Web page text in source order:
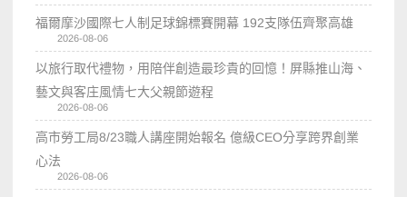
福爾摩沙國際七人制足球錦標賽開幕 192支隊伍齊聚高雄
2026-08-06
以旅行取代禮物，用陪伴創造最珍貴的回憶！屏縣推山海、
藝文與客庄風情七大父親節遊程
2026-08-06
高市勞工局8/23職人講座開始報名 億級CEO分享跨界創業
心法
2026-08-06